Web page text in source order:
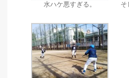
水ハケ悪すぎる。
そ